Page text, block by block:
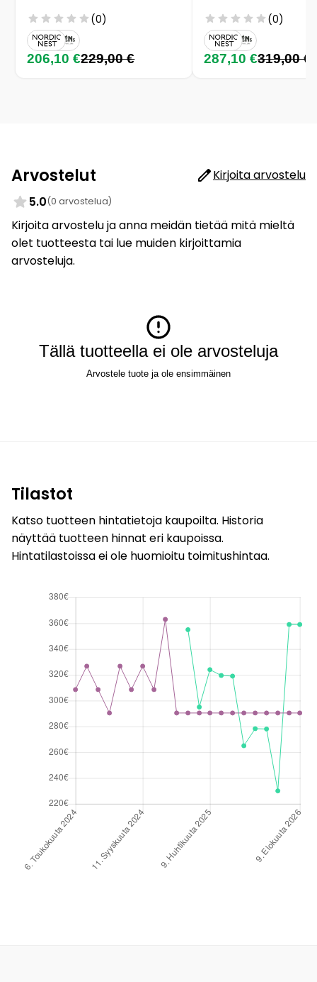
(0)
206,10 €229,00 €
(0)
287,10 €319,00 €
Arvostelut
Kirjoita arvostelu
5.0(0 arvostelua)
Kirjoita arvostelu ja anna meidän tietää mitä mieltä
olet tuotteesta tai lue muiden kirjoittamia
arvosteluja.
Tällä tuotteella ei ole arvosteluja
Arvostele tuote ja ole ensimmäinen
Tilastot
Katso tuotteen hintatietoja kaupoilta. Historia
näyttää tuotteen hinnat eri kaupoissa.
Hintatilastoissa ei ole huomioitu toimitushintaa.